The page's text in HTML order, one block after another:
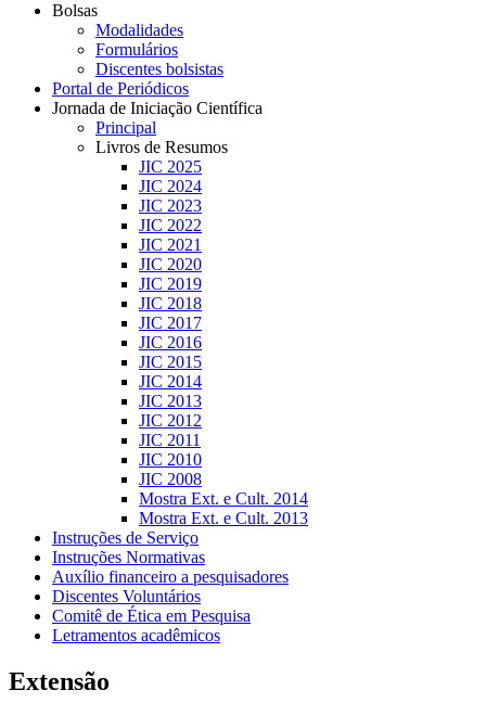
Bolsas
Modalidades
Formulários
Discentes bolsistas
Portal de Periódicos
Jornada de Iniciação Científica
Principal
Livros de Resumos
JIC 2025
JIC 2024
JIC 2023
JIC 2022
JIC 2021
JIC 2020
JIC 2019
JIC 2018
JIC 2017
JIC 2016
JIC 2015
JIC 2014
JIC 2013
JIC 2012
JIC 2011
JIC 2010
JIC 2008
Mostra Ext. e Cult. 2014
Mostra Ext. e Cult. 2013
Instruções de Serviço
Instruções Normativas
Auxílio financeiro a pesquisadores
Discentes Voluntários
Comitê de Ética em Pesquisa
Letramentos acadêmicos
Extensão